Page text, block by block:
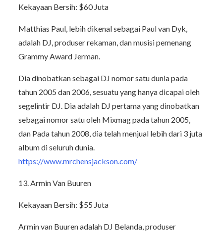
Kekayaan Bersih: $60 Juta
Matthias Paul, lebih dikenal sebagai Paul van Dyk,
adalah DJ, produser rekaman, dan musisi pemenang
Grammy Award Jerman.
Dia dinobatkan sebagai DJ nomor satu dunia pada
tahun 2005 dan 2006, sesuatu yang hanya dicapai oleh
segelintir DJ. Dia adalah DJ pertama yang dinobatkan
sebagai nomor satu oleh Mixmag pada tahun 2005,
dan Pada tahun 2008, dia telah menjual lebih dari 3 juta
album di seluruh dunia.
https://www.mrchensjackson.com/
13. Armin Van Buuren
Kekayaan Bersih: $55 Juta
Armin van Buuren adalah DJ Belanda, produser